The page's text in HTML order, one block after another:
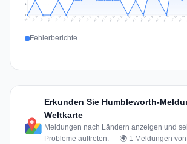
1
Jul 9 Jul 10 Jul 11 Jul 12 Jul 13 Jul 14 Jul 15 Jul 16 Jul 17 Jul 18 Jul 19 Jul 20 Jul 21 Jul 22 Jul 23 Jul 24 Jul 25 Jul 26 Jul 27 Jul 28 Jul 29
Fehlerberichte
Erkunden Sie Humbleworth-
Weltkarte
Meldungen nach Ländern anzeigen und
Probleme auftreten. — 🌍 1 Meldungen